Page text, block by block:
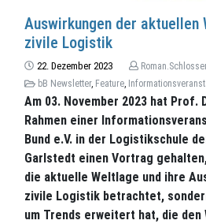
Auswirkungen der aktuellen
zivile Logistik
22. Dezember 2023
bB Newsletter, Feature,
Am 03. November 2023 hat Prof.
Rahmen einer
Bund e.V. in der Logistikschule
Garlstedt einen Vortrag
die aktuelle Weltlage und ihre
zivile Logistik betrachtet,
um Trends erweitert hat, die